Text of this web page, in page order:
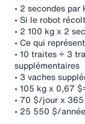
• 2 secondes
• Si le robot
• 2 100 kg x 2
• Ce qui
• 10 traites ÷ 3
supplémentaires
• 3 vaches
• 105 kg x 0,67
• 70 $/jour x
• 25 550 $/